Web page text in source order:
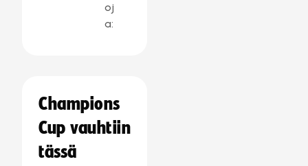
oj
a:
Champions
Cup vauhtiin
tässä